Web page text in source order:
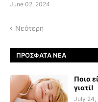
June 02, 2024
Νεότερη
ΠΡΌΣΦΑΤΑ ΝΈΑ
Ποια
γιατί!
July 24,